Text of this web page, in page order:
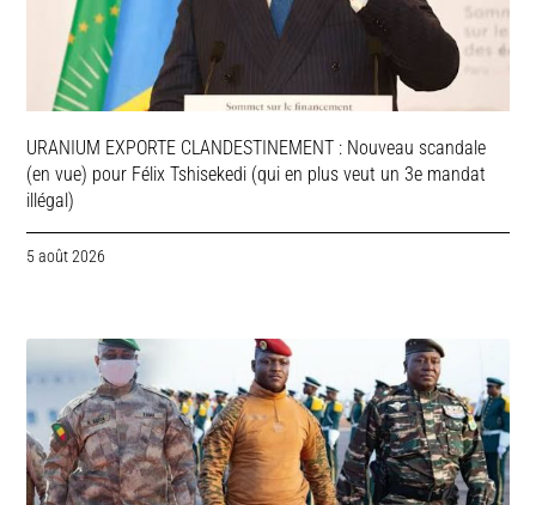
URANIUM EXPORTE CLANDESTINEMENT : Nouveau scandale
(en vue) pour Félix Tshisekedi (qui en plus veut un 3e mandat
illégal)
5 août 2026